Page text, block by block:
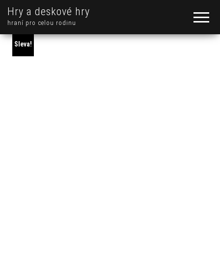
Hry a deskové hry
hraní pro celou rodinu
Sleva!